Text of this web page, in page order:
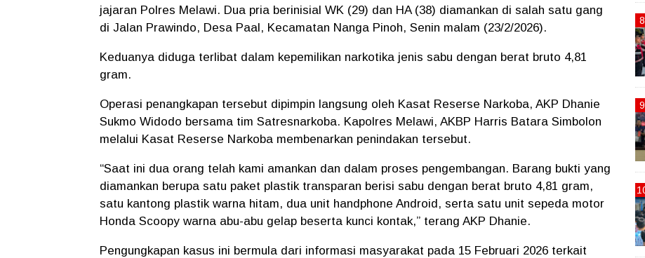
jajaran Polres Melawi. Dua pria berinisial WK (29) dan HA (38) diamankan di salah satu gang
di Jalan Prawindo, Desa Paal, Kecamatan Nanga Pinoh, Senin malam (23/2/2026).
Keduanya diduga terlibat dalam kepemilikan narkotika jenis sabu dengan berat bruto 4,81
gram.
Operasi penangkapan tersebut dipimpin langsung oleh Kasat Reserse Narkoba, AKP Dhanie
Sukmo Widodo bersama tim Satresnarkoba. Kapolres Melawi, AKBP Harris Batara Simbolon
melalui Kasat Reserse Narkoba membenarkan penindakan tersebut.
“Saat ini dua orang telah kami amankan dan dalam proses pengembangan. Barang bukti yang
diamankan berupa satu paket plastik transparan berisi sabu dengan berat bruto 4,81 gram,
satu kantong plastik warna hitam, dua unit handphone Android, serta satu unit sepeda motor
Honda Scoopy warna abu-abu gelap beserta kunci kontak,” terang AKP Dhanie.
Pengungkapan kasus ini bermula dari informasi masyarakat pada 15 Februari 2026 terkait